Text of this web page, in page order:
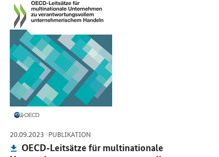
20.09.2023 -
PUBLIKATION
Publikation:
OECD‐Leitsätze für multinationale